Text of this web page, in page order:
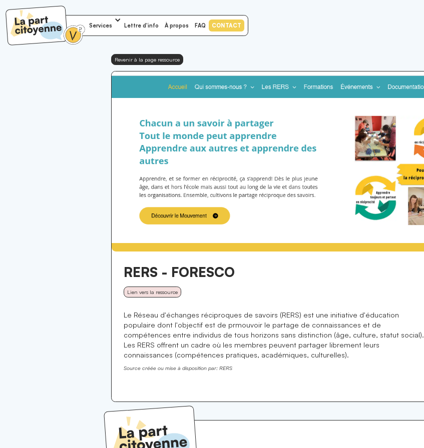
Services Lettre d'info À propos FAQ CONTACT
Revenir à la page ressource
RERS - FORESCO
Lien vers la ressource
Le Réseau d'échanges réciproques de savoirs (RERS) est une initiative d'éducation
populaire dont l'objectif est de prmouvoir le partage de connaissances et de
compétences entre individus de tous horizons sans distinction (âge, culture, statut social).
Les RERS offrent un cadre où les membres peuvent partager librement leurs
connaissances (compétences pratiques, académiques, culturelles).
Source créée ou mise à disposition par: RERS